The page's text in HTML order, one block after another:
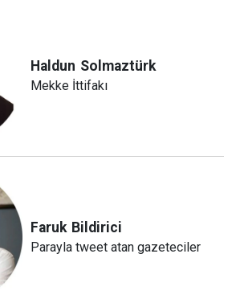
Haldun Solmaztürk
Mekke İttifakı
Faruk Bildirici
Parayla tweet atan gazeteciler